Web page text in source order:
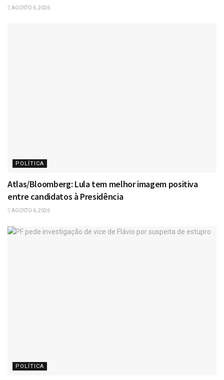
AGOSTO 6, 2026
POLÍTICA
Atlas/Bloomberg: Lula tem melhor imagem positiva
entre candidatos à Presidência
AGOSTO 6, 2026
POLÍTICA